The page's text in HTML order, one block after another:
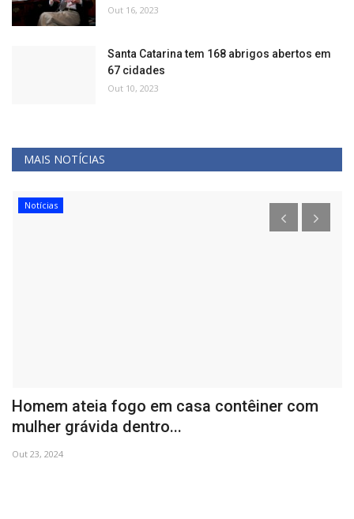
Out 16, 2023
Santa Catarina tem 168 abrigos abertos em
67 cidades
Out 10, 2023
MAIS NOTÍCIAS
Notícias
Homem ateia fogo em casa contêiner com
mulher grávida dentro...
Out 23, 2024